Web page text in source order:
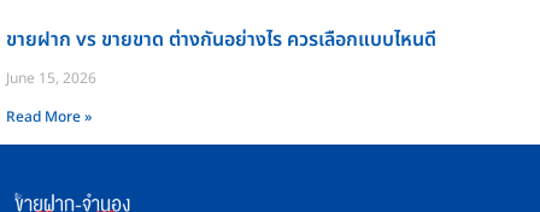
ขายฝาก vs ขายขาด ต่างกันอย่างไร ควรเลือกแบบไหนดี
June 15, 2026
Read More »